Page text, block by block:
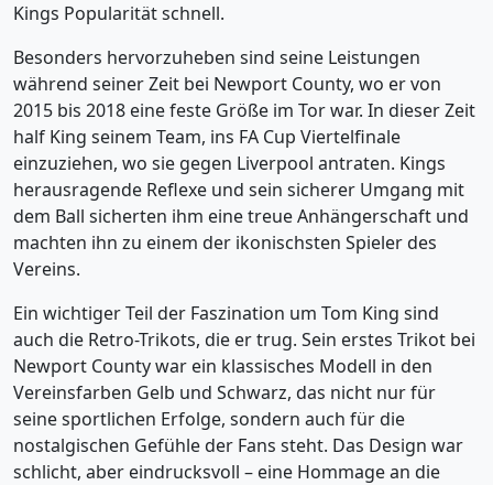
Kings Popularität schnell.
Besonders hervorzuheben sind seine Leistungen
während seiner Zeit bei Newport County, wo er von
2015 bis 2018 eine feste Größe im Tor war. In dieser Zeit
half King seinem Team, ins FA Cup Viertelfinale
einzuziehen, wo sie gegen Liverpool antraten. Kings
herausragende Reflexe und sein sicherer Umgang mit
dem Ball sicherten ihm eine treue Anhängerschaft und
machten ihn zu einem der ikonischsten Spieler des
Vereins.
Ein wichtiger Teil der Faszination um Tom King sind
auch die Retro-Trikots, die er trug. Sein erstes Trikot bei
Newport County war ein klassisches Modell in den
Vereinsfarben Gelb und Schwarz, das nicht nur für
seine sportlichen Erfolge, sondern auch für die
nostalgischen Gefühle der Fans steht. Das Design war
schlicht, aber eindrucksvoll – eine Hommage an die